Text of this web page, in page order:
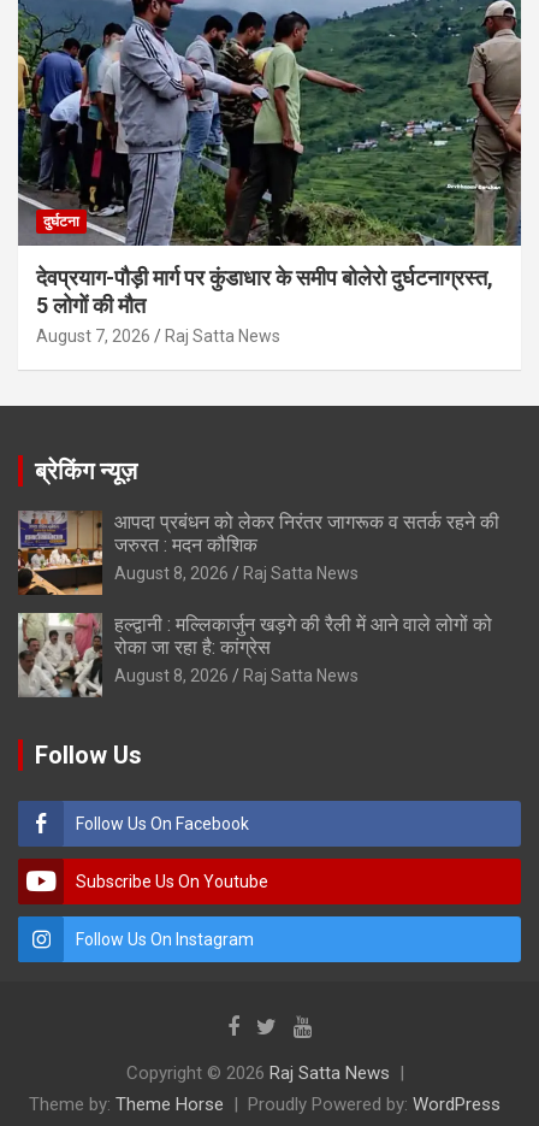
दुर्घटना
देवप्रयाग-पौड़ी मार्ग पर कुंडाधार के समीप बोलेरो दुर्घटनाग्रस्त,
5 लोगों की मौत
August 7, 2026 Raj Satta News
ब्रेकिंग न्यूज़
आपदा प्रबंधन को लेकर निरंतर जागरूक व सतर्क रहने की
जरुरत : मदन कौशिक
August 8, 2026 Raj Satta News
हल्द्वानी : मल्लिकार्जुन खड़गे की रैली में आने वाले लोगों को
रोका जा रहा है: कांग्रेस
August 8, 2026 Raj Satta News
Follow Us
Follow Us On Facebook
Subscribe Us On Youtube
Follow Us On Instagram
Copyright © 2026 Raj Satta News
Theme by: Theme Horse Proudly Powered by: WordPress